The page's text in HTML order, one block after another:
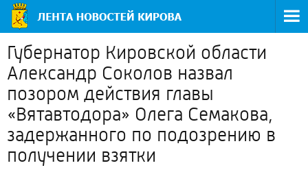
Губернатор Кировской области
Александр Соколов назвал
позором действия главы
«Вятавтодора» Олега Семакова,
задержанного по подозрению в
получении взятки